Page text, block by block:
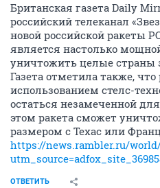
Британская газета Daily
российский телеканал
новой российской ракеты
является настолько
уничтожить целые страны
Газета отметила также, что
использованием стелс-
остаться незамеченной
этом ракета сможет
размером с Техас или
https://news.rambler.ru/world/
ОТВЕТИТЬ